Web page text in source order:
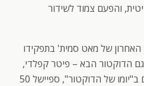
והפעם צמוד לשידור
של מאט סמית' בתפקידו
ובו ישתתף גם הדוקטור הבא – פיטר קפלדי,
לאחר שגילם תפקיד קטנטן גם ב"יומו של הדוקטור", ספיישל 50